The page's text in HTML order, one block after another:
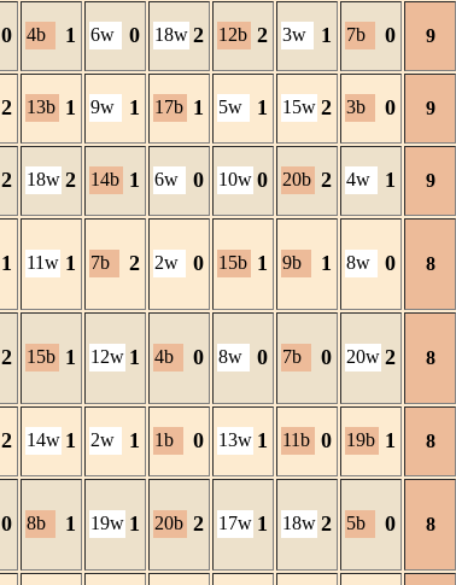
0 4b 1 6w 0 18w 2 12b 2 3w 1 7b 0 9
2 13b 1 9w 1 17b 1 5w 1 15w 2 3b 0 9
2 18w 2 14b 1 6w 0 10w 0 20b 2 4w 1 9
1 11w 1 7b 2 2w 0 15b 1 9b 1 8w 0 8
2 15b 1 12w 1 4b 0 8w 0 7b 0 20w 2 8
2 14w 1 2w 1 1b 0 13w 1 11b 0 19b 1 8
0 8b 1 19w 1 20b 2 17w 1 18w 2 5b 0 8